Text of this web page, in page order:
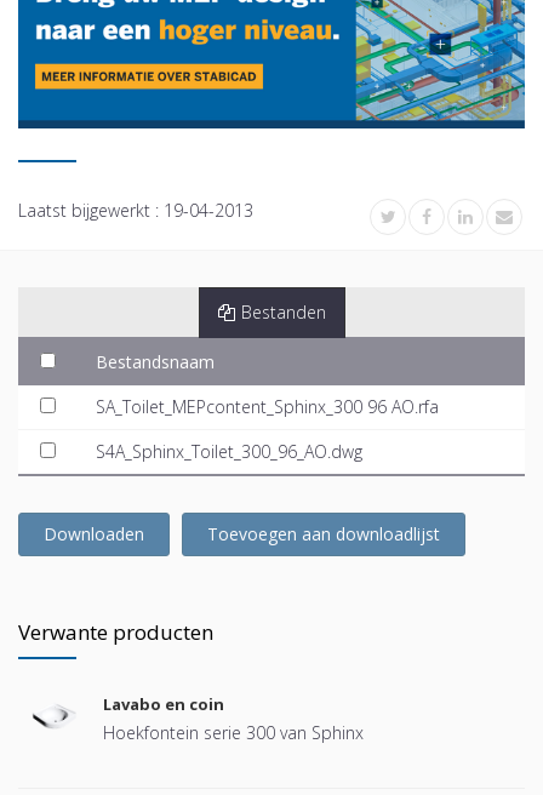
Laatst bijgewerkt : 19-04-2013
Bestanden
Bestandsnaam
SA_Toilet_MEPcontent_Sphinx_300 96 AO.rfa
S4A_Sphinx_Toilet_300_96_AO.dwg
Downloaden Toevoegen aan downloadlijst
Verwante producten
Lavabo en coin
Hoekfontein serie 300 van Sphinx